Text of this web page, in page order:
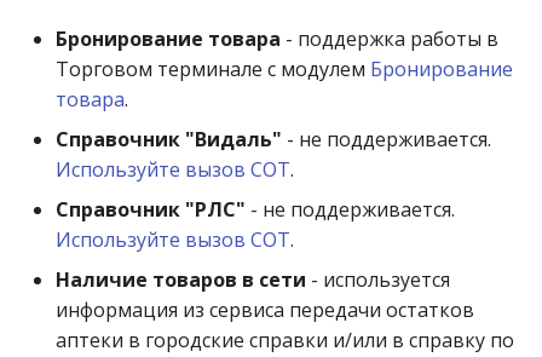
Ветка «Контроль по
расходу»
Терминал
Отключить печать
чеков по бонусным
платежам
[PrintBonusPayment]
Разделять чек при
Реестр документов
Реестр приходов от
Справка о
ТО
Модуль «Торговые
технологии»
Работа с остатками
Работа со сроками
годности
товара
Справочники
Услуги
Бронирование товара - поддержка работы в
Торговом терминале с модулем Бронирование
товара.
Справочник "Видаль" - не поддерживается.
Используйте вызов СОТ.
Справочник "РЛС" - не поддерживается.
Используйте вызов СОТ.
Наличие товаров в сети - используется
информация из сервиса передачи остатков
аптеки в городские справки и/или в справку по